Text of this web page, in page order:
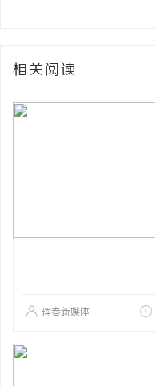
相关阅读
珲春新媒体